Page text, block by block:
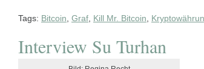
Tags: Bitcoin Graf Kill Mr. Bitcoin
Interview Su Turhan